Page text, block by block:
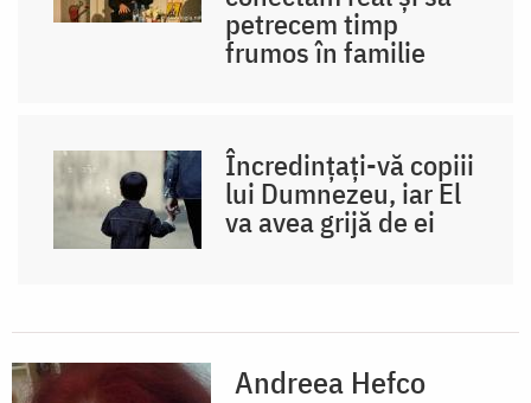
petrecem timp
frumos în familie
Încredințați-vă copiii
lui Dumnezeu, iar El
va avea grijă de ei
Andreea Hefco